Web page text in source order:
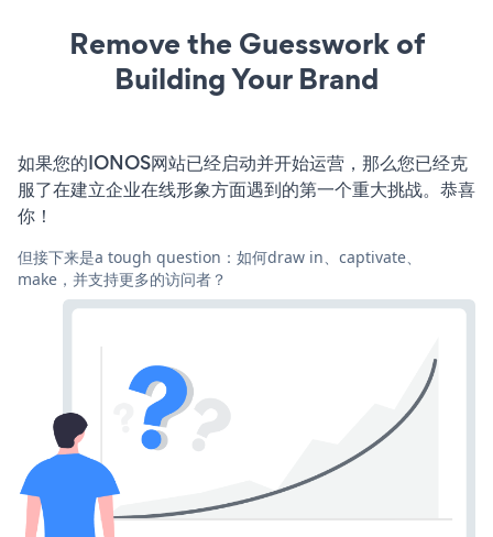
Remove the Guesswork of
Building Your Brand
如果您的IONOS网站已经启动并开始运营，那么您已经克
服了在建立企业在线形象方面遇到的第一个重大挑战。恭喜
你！
但接下来是a tough question：如何draw in、captivate、
make，并支持更多的访问者？